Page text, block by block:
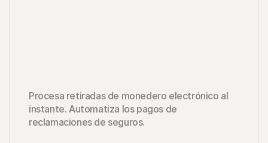
Procesa retiradas de monedero electrónico al
instante. Automatiza los pagos de
reclamaciones de seguros.